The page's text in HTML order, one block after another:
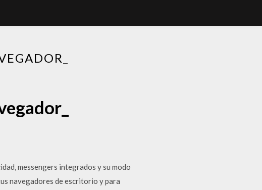
messengers integrados y su modo
navegadores de escritorio y para